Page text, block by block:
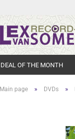
DEAL OF THE MONTH
Main page » DVDs »